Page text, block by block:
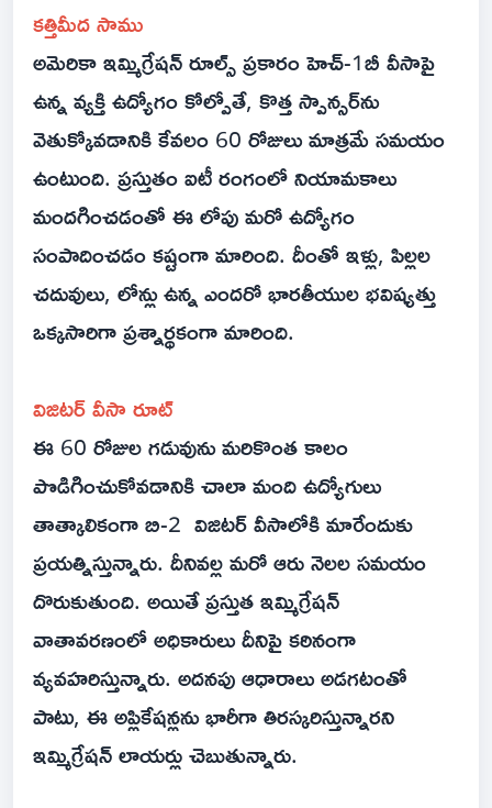
కత్తిమీద సాము
అమెరికా ఇమ్మిగ్రేషన్ రూల్స్ ప్రకారం హెచ్-1బీ వీసాపై
ఉన్న వ్యక్తి ఉద్యోగం కోల్పోతే, కొత్త స్పాన్సర్‌ను
వెతుక్కోవడానికి కేవలం 60 రోజులు మాత్రమే సమయం
ఉంటుంది. ప్రస్తుతం ఐటీ రంగంలో నియామకాలు
మందగించడంతో ఈ లోపు మరో ఉద్యోగం
సంపాదించడం కష్టంగా మారింది. దీంతో ఇళ్లు, పిల్లల
చదువులు, లోన్లు ఉన్న ఎందరో భారతీయుల భవిష్యత్తు
ఒక్కసారిగా ప్రశ్నార్థకంగా మారింది.
విజిటర్ వీసా రూట్
ఈ 60 రోజుల గడువును మరికొంత కాలం
పొడిగించుకోవడానికి చాలా మంది ఉద్యోగులు
తాత్కాలికంగా బి-2 విజిటర్ వీసాలోకి మారేందుకు
ప్రయత్నిస్తున్నారు. దీనివల్ల మరో ఆరు నెలల సమయం
దొరుకుతుంది. అయితే ప్రస్తుత ఇమ్మిగ్రేషన్
వాతావరణంలో అధికారులు దీనిపై కఠినంగా
వ్యవహరిస్తున్నారు. అదనపు ఆధారాలు అడగటంతో
పాటు, ఈ అప్లికేషన్లను భారీగా తిరస్కరిస్తున్నారని
ఇమ్మిగ్రేషన్ లాయర్లు చెబుతున్నారు.